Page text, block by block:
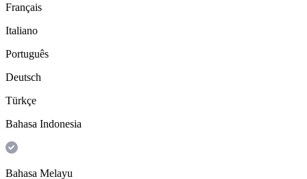
Français
Italiano
Português
Deutsch
Türkçe
Bahasa Indonesia
Bahasa Melayu